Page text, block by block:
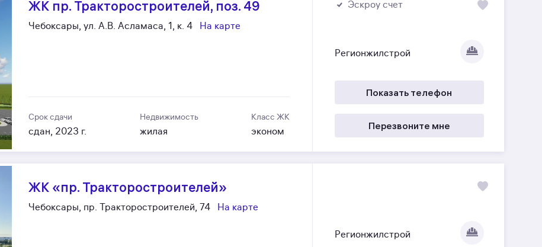
ЖК пр. Тракторостроителей, поз. 49
Чебоксары, ул. А.В. Асламаса, 1, к. 4 На карте
Срок сдачи
сдан, 2023 г.
Недвижимость
жилая
Класс ЖК
эконом
Эскроу счет
Регионжилстрой
Показать телефон
Перезвоните мне
ЖК «пр. Тракторостроителей»
Чебоксары, пр. Тракторостроителей, 74 На карте
Регионжилстрой